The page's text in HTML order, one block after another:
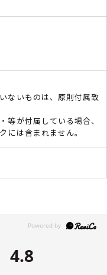
ないものは、原則付属致
等が付属している場合、
には含まれません。
4.8